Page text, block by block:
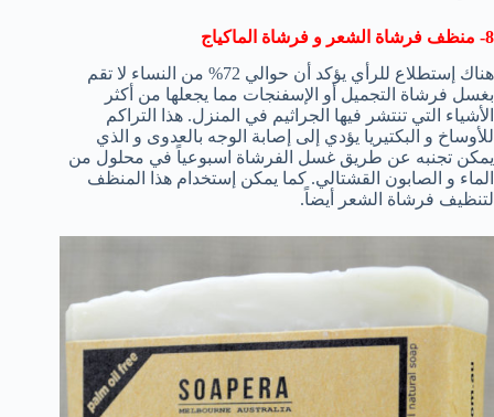
8- منظف فرشاة الشعر و فرشاة الماكياج
هناك إستطلاع للرأي يؤكد أن حوالي 72% من النساء لا تقم
بغسل فرشاة التجميل أو الإسفنجات مما يجعلها من أكثر
الأشياء التي تنتشر فيها الجراثيم في المنزل. هذا التراكم
للأوساخ و البكتيريا يؤدي إلى إصابة الوجه بالعدوى و الذي
يمكن تجنبه عن طريق غسل الفرشاة اسبوعياً في محلول من
الماء و الصابون القشتالي. كما يمكن إستخدام هذا المنظف
لتنظيف فرشاة الشعر أيضاً.